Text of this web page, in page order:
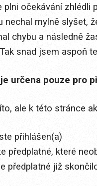
plni očekávání zhlédli
nechal mylně slyšet,
chybu a následně
snad jsem aspoň
určena pouze pro
ale k této stránce
přihlášen(a)
předplatné, které
předplatné již